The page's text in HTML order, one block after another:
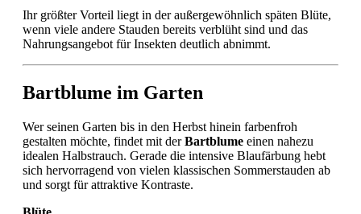
Ihr größter Vorteil liegt in der außergewöhnlich späten Blüte,
wenn viele andere Stauden bereits verblüht sind und das
Nahrungsangebot für Insekten deutlich abnimmt.
Bartblume im Garten
Wer seinen Garten bis in den Herbst hinein farbenfroh
gestalten möchte, findet mit derBartblume einen nahezu
idealen Halbstrauch. Gerade die intensive Blaufärbung hebt
sich hervorragend von vielen klassischen Sommerstauden ab
und sorgt für attraktive Kontraste.